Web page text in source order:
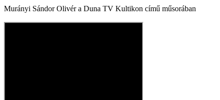
Murányi Sándor Olivér a Duna TV Kultikon című műsorában